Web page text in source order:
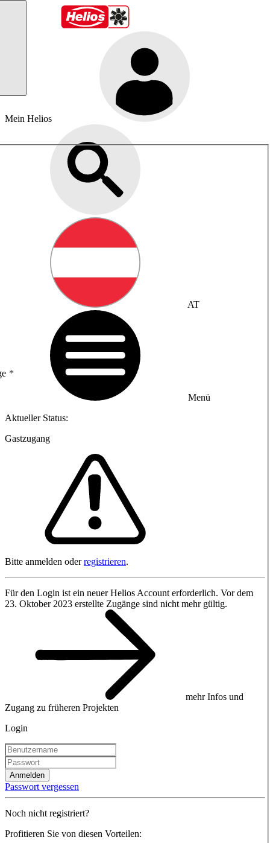
Mein Helios
AT
Menü
Aktueller Status:
Gastzugang
Bitte anmelden oderregistrieren.
Für den Login ist ein neuer Helios Account erforderlich. Vor dem
23. Oktober 2023 erstellte Zugänge sind nicht mehr gültig.
mehr Infos und
Zugang zu früheren Projekten
Login
Anmelden
Passwort vergessen
Noch nicht registriert?
Profitieren Sie von diesen Vorteilen: